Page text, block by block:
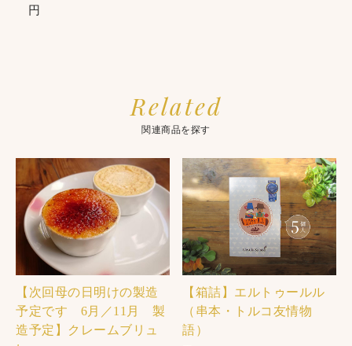
円
Related
関連商品を探す
【次回母の日明けの製造
予定です 6月／11月 製
造予定】クレームブリュ
【箱詰】エルトゥールル
（串本・トルコ友情物
語）